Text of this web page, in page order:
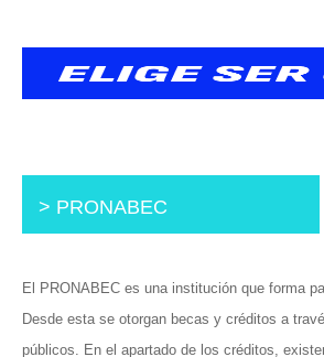
> PRONABEC
El PRONABEC es una institución que forma
Desde esta se otorgan becas y créditos a
públicos. En el apartado de los créditos,